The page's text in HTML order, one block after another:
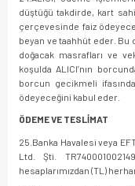
düştüğü takdirde, kart
çerçevesinde faiz
beyan ve taahhüt eder. Bu
doğacak masrafları ve
koşulda ALICI’nın
borcun gecikmeli
ödeyeceğini kabul eder.
ÖDEME VE TESLİMAT
25.Banka Havalesi veya
Ltd. Şti.
hesaplarımızdan (TL)